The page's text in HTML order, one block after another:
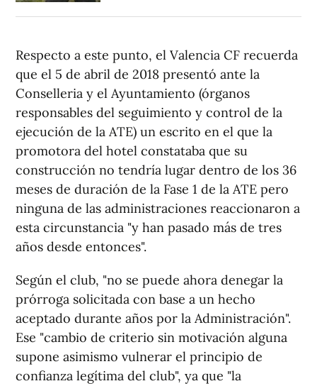
Respecto a este punto, el Valencia CF recuerda
que el 5 de abril de 2018 presentó ante la
Conselleria y el Ayuntamiento (órganos
responsables del seguimiento y control de la
ejecución de la ATE) un escrito en el que la
promotora del hotel constataba que su
construcción no tendría lugar dentro de los 36
meses de duración de la Fase 1 de la ATE pero
ninguna de las administraciones reaccionaron a
esta circunstancia "y han pasado más de tres
años desde entonces".
Según el club, "no se puede ahora denegar la
prórroga solicitada con base a un hecho
aceptado durante años por la Administración".
Ese "cambio de criterio sin motivación alguna
supone asimismo vulnerar el principio de
confianza legítima del club", ya que "la